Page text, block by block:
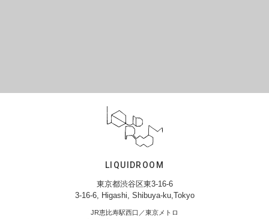
LIQUIDROOM
東京都渋谷区東3-16-6
3-16-6, Higashi, Shibuya-ku,Tokyo
JR恵比寿駅西口／東京メトロ